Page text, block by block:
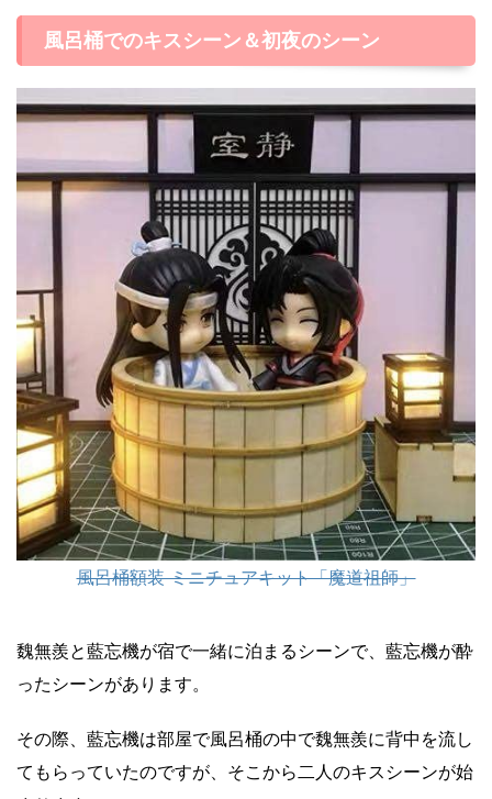
風呂桶でのキスシーン＆初夜のシーン
風呂桶額装 ミニチュアキット「魔道祖師」
魏無羨と藍忘機が宿で一緒に泊まるシーンで、藍忘機が酔
ったシーンがあります。
その際、藍忘機は部屋で風呂桶の中で魏無羨に背中を流し
てもらっていたのですが、そこから二人のキスシーンが始